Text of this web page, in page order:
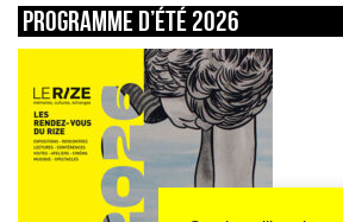
Programme d’été 2026